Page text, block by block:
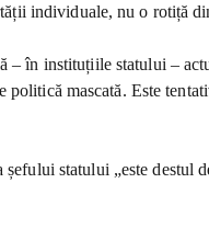
individuale, nu o rotiță
în instituțiile statului –
mascată. Este
statului „este